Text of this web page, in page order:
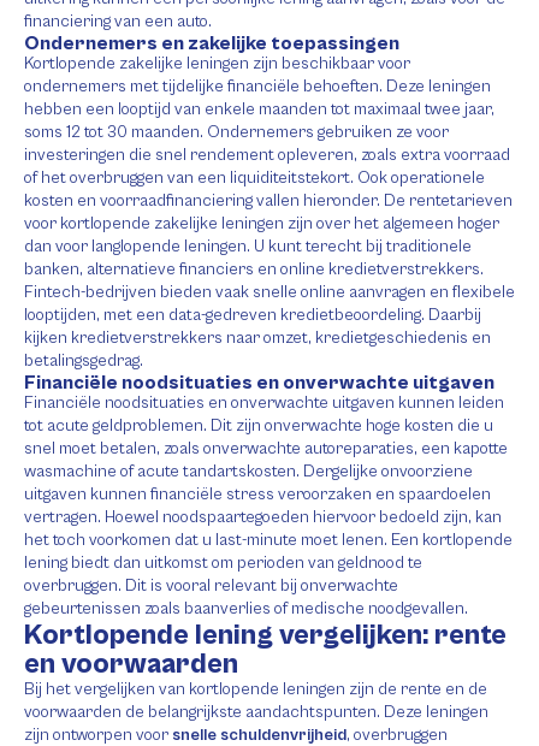
financiering van een auto.
Ondernemers en zakelijke toepassingen
Kortlopende zakelijke leningen zijn beschikbaar voor
ondernemers met tijdelijke financiële behoeften. Deze leningen
hebben een looptijd van enkele maanden tot maximaal twee jaar,
soms 12 tot 30 maanden. Ondernemers gebruiken ze voor
investeringen die snel rendement opleveren, zoals extra voorraad
of het overbruggen van een liquiditeitstekort. Ook operationele
kosten en voorraadfinanciering vallen hieronder. De rentetarieven
voor kortlopende zakelijke leningen zijn over het algemeen hoger
dan voor langlopende leningen. U kunt terecht bij traditionele
banken, alternatieve financiers en online kredietverstrekkers.
Fintech-bedrijven bieden vaak snelle online aanvragen en flexibele
looptijden, met een data-gedreven kredietbeoordeling. Daarbij
kijken kredietverstrekkers naar omzet, kredietgeschiedenis en
betalingsgedrag.
Financiële noodsituaties en onverwachte uitgaven
Financiële noodsituaties en onverwachte uitgaven kunnen leiden
tot acute geldproblemen. Dit zijn onverwachte hoge kosten die u
snel moet betalen, zoals onverwachte autoreparaties, een kapotte
wasmachine of acute tandartskosten. Dergelijke onvoorziene
uitgaven kunnen financiële stress veroorzaken en spaardoelen
vertragen. Hoewel noodspaartegoeden hiervoor bedoeld zijn, kan
het toch voorkomen dat u last-minute moet lenen. Een kortlopende
lening biedt dan uitkomst om perioden van geldnood te
overbruggen. Dit is vooral relevant bij onverwachte
gebeurtenissen zoals baanverlies of medische noodgevallen.
Kortlopende lening vergelijken: rente
en voorwaarden
Bij het vergelijken van kortlopende leningen zijn de rente en de
voorwaarden de belangrijkste aandachtspunten. Deze leningen
zijn ontworpen voor snelle schuldenvrijheid, overbruggen